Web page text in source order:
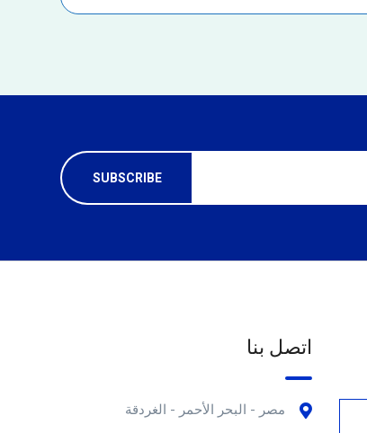
اتصل بنا
مصر - البحر الأحمر - الغردقة